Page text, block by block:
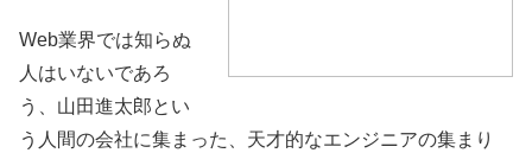
Web業界では知らぬ
人はいないであろ
う、山田進太郎とい
う人間の会社に集まった、天才的なエンジニアの集まり